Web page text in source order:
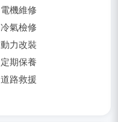
電機維修
冷氣檢修
動力改裝
定期保養
道路救援